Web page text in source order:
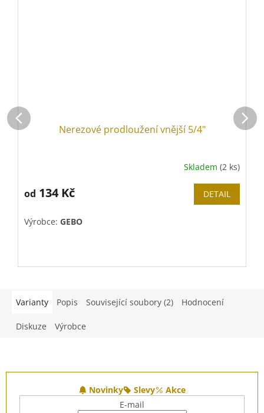
Nerezové prodloužení vnější 5/4"
Skladem (2 ks)
od 134 Kč DETAIL
Výrobce: GEBO
Varianty Popis Související soubory (2) Hodnocení
Diskuze Výrobce
Novinky Slevy
Akce
E-mail